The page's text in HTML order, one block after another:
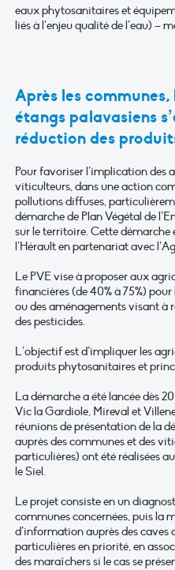
eaux phytosanitaires et
liés à l’enjeu qualité de l’eau) –
Après les
étangs palavasiens
réduction des
Pour favoriser l’implication des
viticulteurs, dans une action
pollutions diffuses,
démarche de Plan Végétal de
sur le territoire. Cette démarche
l’Hérault en partenariat avec
Le PVE vise à proposer aux
financières (de 40% à 75%)
ou des aménagements visant à
des pesticides.
L’objectif est d’impliquer les
produits phytosanitaires et
La démarche a été lancée dès
Vic la Gardiole, Mireval et
réunions de présentation de la
auprès des communes et des
particulières) ont été réalisées
le Siel.
Le projet consiste en un
communes concernées, puis la
d’information auprès des caves
particulières en priorité, en
des maraîchers si le cas se